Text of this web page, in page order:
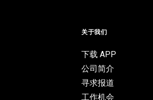
关于我们
下载 APP
公司简介
寻求报道
工作机会